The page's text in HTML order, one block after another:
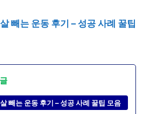
빼는 운동 후기 – 성공 사례 꿀팁
빼는 운동 후기 – 성공 사례 꿀팁 모음